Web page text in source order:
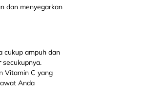
dan menyegarkan
cukup ampuh dan
secukupnya.
Vitamin C yang
Anda